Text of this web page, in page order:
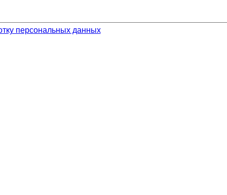
персональных данных